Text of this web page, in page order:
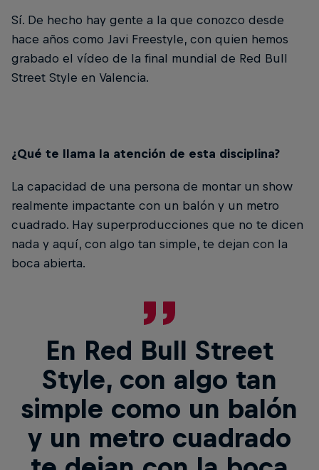
Sí. De hecho hay gente a la que conozco desde
hace años como Javi Freestyle, con quien hemos
grabado el vídeo de la final mundial de Red Bull
Street Style en Valencia.
¿Qué te llama la atención de esta disciplina?
La capacidad de una persona de montar un show
realmente impactante con un balón y un metro
cuadrado. Hay superproducciones que no te dicen
nada y aquí, con algo tan simple, te dejan con la
boca abierta.
En Red Bull Street
Style, con algo tan
simple como un balón
y un metro cuadrado